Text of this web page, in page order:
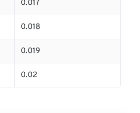
0.017
0.018
0.019
0.02